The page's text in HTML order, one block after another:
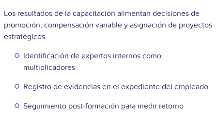
Los resultados de la capacitación alimentan decisiones de
promoción, compensación variable y asignación de proyectos
estratégicos.
Identificación de expertos internos como
multiplicadores
Registro de evidencias en el expediente del empleado
Seguimiento post-formación para medir retorno